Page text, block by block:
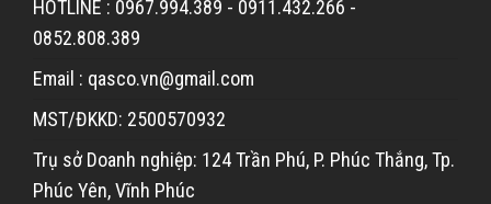
HOTLINE : 0967.994.389 - 0911.432.266 -
0852.808.389
Email : qasco.vn@gmail.com
MST/ĐKKD: 2500570932
Trụ sở Doanh nghiệp: 124 Trần Phú, P. Phúc Thắng, Tp.
Phúc Yên, Vĩnh Phúc